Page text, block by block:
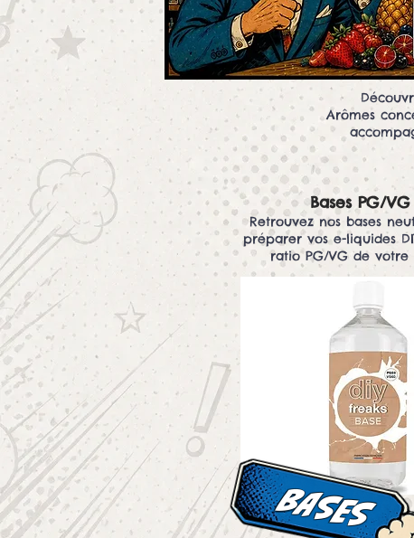
Arômes
Bases PG/VG
Retrouvez nos bases
préparer vos e-liquides
ratio PG/VG de votre
BASES